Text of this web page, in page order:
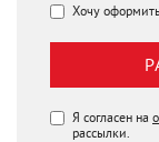
Хочу
Я согласен на
рассылки.